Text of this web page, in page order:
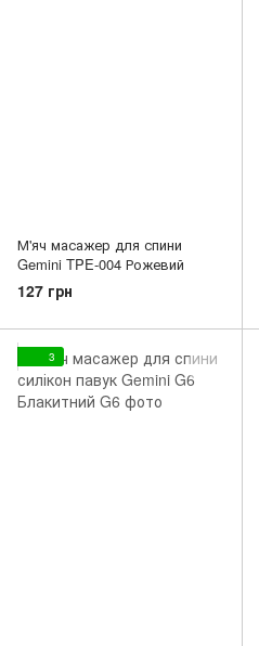
М'яч масажер для спини
Gemini TPE-004 Рожевий
127 грн
3